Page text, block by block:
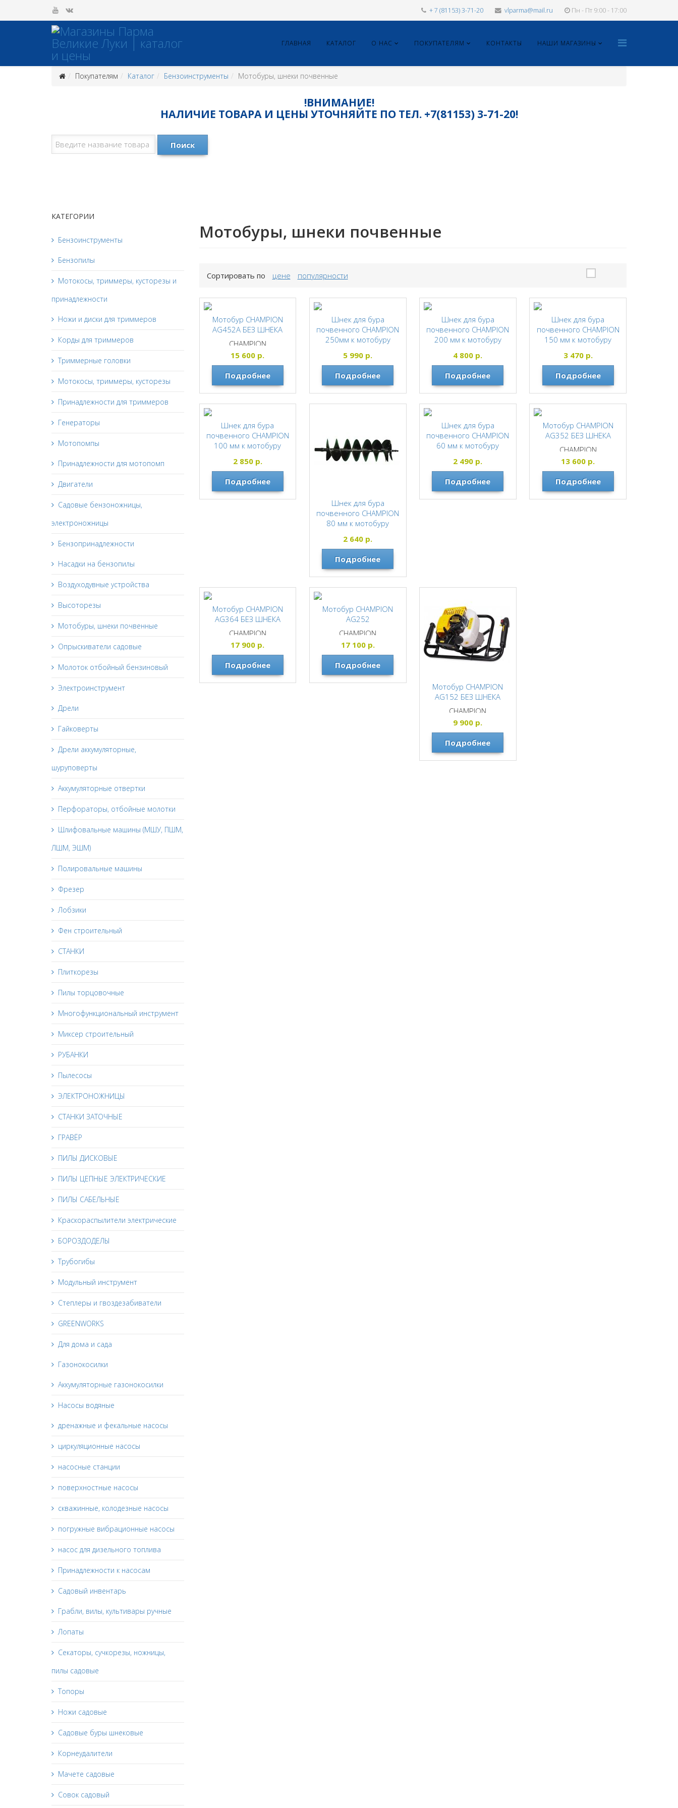
+ 7 (81153) 3-71-20 vlparma@mail.ru Пн - Пт 9:00 - 17:00
ГЛАВНАЯ КАТАЛОГ О НАС ПОКУПАТЕЛЯМ КОНТАКТЫ НАШИ МАГАЗИНЫ
Покупателям Каталог Бензоинструменты Мотобуры, шнеки почвенные
!ВНИМАНИЕ!
НАЛИЧИЕ ТОВАРА И ЦЕНЫ УТОЧНЯЙТЕ ПО ТЕЛ. +7(81153) 3-71-20!
Поиск
КАТЕГОРИИ
Бензоинструменты
Бензопилы
Мотокосы, триммеры, кусторезы и
принадлежности
Ножи и диски для триммеров
Корды для триммеров
Триммерные головки
Мотокосы, триммеры, кусторезы
Принадлежности для триммеров
Генераторы
Мотопомпы
Принадлежности для мотопомп
Двигатели
Садовые бензоножницы,
электроножницы
Бензопринадлежности
Насадки на бензопилы
Воздуходувные устройства
Высоторезы
Мотобуры, шнеки почвенные
Опрыскиватели садовые
Молоток отбойный бензиновый
Электроинструмент
Дрели
Гайковерты
Дрели аккумуляторные,
шуруповерты
Аккумуляторные отвертки
Перфораторы, отбойные молотки
Шлифовальные машины (МШУ, ПШМ,
ЛШМ, ЭШМ)
Полировальные машины
Фрезер
Лобзики
Фен строительный
СТАНКИ
Плиткорезы
Пилы торцовочные
Многофункциональный инструмент
Миксер строительный
РУБАНКИ
Пылесосы
ЭЛЕКТРОНОЖНИЦЫ
СТАНКИ ЗАТОЧНЫЕ
ГРАВЁР
ПИЛЫ ДИСКОВЫЕ
ПИЛЫ ЦЕПНЫЕ ЭЛЕКТРИЧЕСКИЕ
ПИЛЫ САБЕЛЬНЫЕ
Краскораспылители электрические
БОРОЗДОДЕЛЫ
Трубогибы
Модульный инструмент
Степлеры и гвоздезабиватели
GREENWORKS
Для дома и сада
Газонокосилки
Аккумуляторные газонокосилки
Насосы водяные
дренажные и фекальные насосы
циркуляционные насосы
насосные станции
поверхностные насосы
скважинные, колодезные насосы
погружные вибрационные насосы
насос для дизельного топлива
Принадлежности к насосам
Садовый инвентарь
Грабли, вилы, культивары ручные
Лопаты
Секаторы, сучкорезы, ножницы,
пилы садовые
Топоры
Ножи садовые
Садовые буры шнековые
Корнеудалители
Мачете садовые
Совок садовый
Мотобуры, шнеки почвенные
Сортировать по цене популярности
Мотобур CHAMPION
AG452A БЕЗ ШНЕКА
CHAMPION
15 600 р.
Подробнее
Шнек для бура
почвенного CHAMPION
250мм к мотобуру
CHAMPION
5 990 р.
Подробнее
Шнек для бура
почвенного CHAMPION
200 мм к мотобуру
CHAMPION
4 800 р.
Подробнее
Шнек для бура
почвенного CHAMPION
150 мм к мотобуру
CHAMPION
3 470р.
Подробнее
Шнек для бура
почвенного CHAMPION
100 мм к мотобуру
CHAMPION
2 850р.
Подробнее
Шнек для бура
почвенного CHAMPION
80 мм к мотобуру
CHAMPION
2 640 р.
Подробнее
Шнек для бура
почвенного CHAMPION
60 мм к мотобуру
CHAMPION
2 490 р.
Подробнее
Мотобур CHAMPION
AG352 БЕЗ ШНЕКА
CHAMPION
13 600 р.
Подробнее
Мотобур CHAMPION
AG364 БЕЗ ШНЕКА
CHAMPION
17 900 р.
Подробнее
Мотобур CHAMPION
AG252
CHAMPION
17 100р.
Подробнее
Мотобур CHAMPION
AG152 БЕЗ ШНЕКА
CHAMPION
9 900 р.
Подробнее